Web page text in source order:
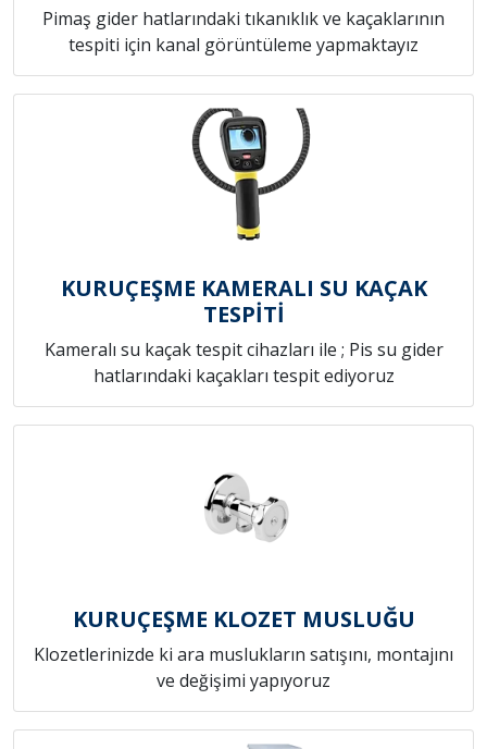
Pimaş gider hatlarındaki tıkanıklık ve kaçaklarının
tespiti için kanal görüntüleme yapmaktayız
KURUÇEŞME KAMERALI SU KAÇAK
TESPİTİ
Kameralı su kaçak tespit cihazları ile ; Pis su gider
hatlarındaki kaçakları tespit ediyoruz
KURUÇEŞME KLOZET MUSLUĞU
Klozetlerinizde ki ara muslukların satışını, montajını
ve değişimi yapıyoruz